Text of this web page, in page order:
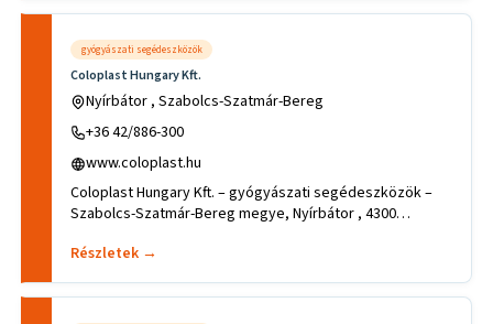
gyógyászati segédeszközök
Coloplast Hungary Kft.
Nyírbátor , Szabolcs-Szatmár-Bereg
+36 42/886-300
www.coloplast.hu
Coloplast Hungary Kft. – gyógyászati segédeszközök –
Szabolcs-Szatmár-Bereg megye, Nyírbátor , 4300
Részletek →